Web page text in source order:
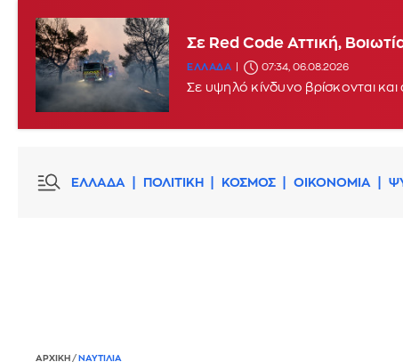
Σε Red Code Αττική,
ΕΛΛΑΔΑ 07:34, 06.08.2026
Σε υψηλό κίνδυνο βρίσκονται
ΕΛΛΑΔΑ ΠΟΛΙΤΙΚΗ ΚΟΣΜΟΣ ΟΙΚΟΝΟΜΙΑ
ΑΡΧΙΚΗ / ΝΑΥΤΙΛΙΑ